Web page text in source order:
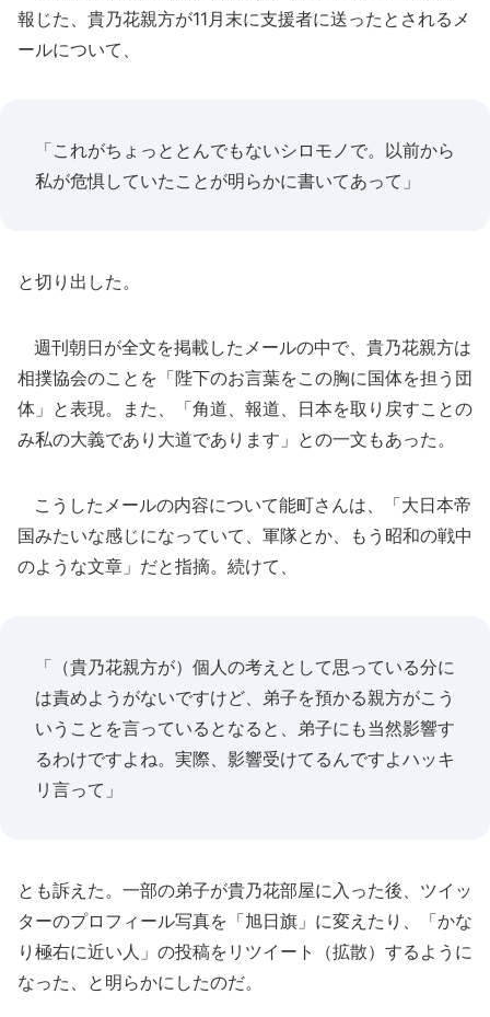
報じた、貴乃花親方が11月末に支援者に送ったとされるメ
ールについて、
「これがちょっととんでもないシロモノで。以前から
私が危惧していたことが明らかに書いてあって」
と切り出した。
週刊朝日が全文を掲載したメールの中で、貴乃花親方は
相撲協会のことを「陛下のお言葉をこの胸に国体を担う団
体」と表現。また、「角道、報道、日本を取り戻すことの
み私の大義であり大道であります」との一文もあった。
こうしたメールの内容について能町さんは、「大日本帝
国みたいな感じになっていて、軍隊とか、もう昭和の戦中
のような文章」だと指摘。続けて、
「（貴乃花親方が）個人の考えとして思っている分に
は責めようがないですけど、弟子を預かる親方がこう
いうことを言っているとなると、弟子にも当然影響す
るわけですよね。実際、影響受けてるんですよハッキ
リ言って」
とも訴えた。一部の弟子が貴乃花部屋に入った後、ツイッ
ターのプロフィール写真を「旭日旗」に変えたり、「かな
り極右に近い人」の投稿をリツイート（拡散）するように
なった、と明らかにしたのだ。